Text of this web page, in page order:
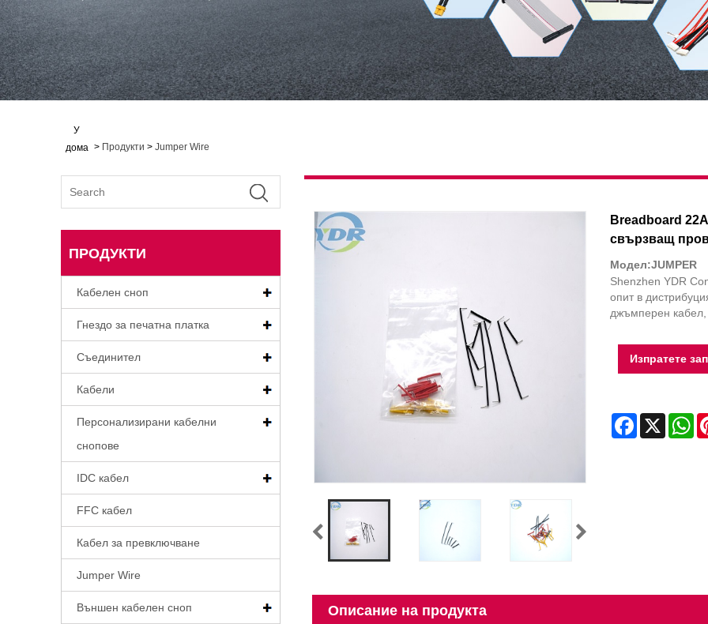
У
дома > Продукти > Jumper Wire
ПРОДУКТИ
Кабелен сноп
Гнездо за печатна платка
Съединител
Кабели
Персонализирани кабелни
снопове
IDC кабел
FFC кабел
Кабел за превключване
Jumper Wire
Външен кабелен сноп
Breadboard
свързващ
Модел:JUMPER
Shenzhen YDR
опит в
джъмперен кабел,
Изпратете
Facebook
X
Описание на продукта